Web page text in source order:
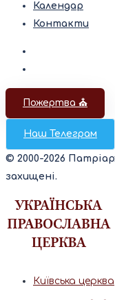
Календар
Контакти
Пожертва ⛪️
Наш Телеграм
© 2000-2026
захищені.
Київська церква